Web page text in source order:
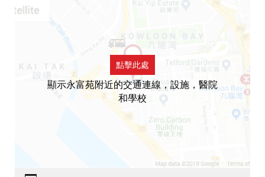
點擊此處
顯示永富苑附近的交通連線，設施，醫院
和學校